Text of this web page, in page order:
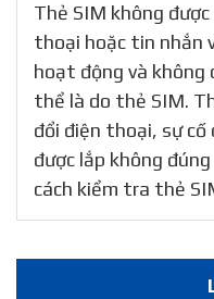
Thẻ SIM không
thoại hoặc tin nhắn
hoạt động và không
thể là do thẻ SIM.
đổi điện thoại, sự cố
được lắp không
cách kiểm tra thẻ